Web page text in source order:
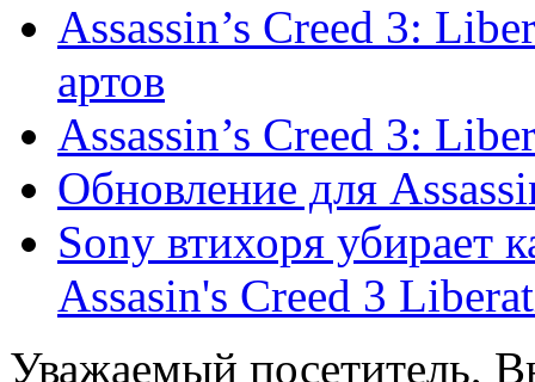
Assassin’s Creed 3:
артов
Assassin’s Creed 3:
Обновление для
Sony втихоря убирает
Assasin's Creed 3
Уважаемый посетитель,